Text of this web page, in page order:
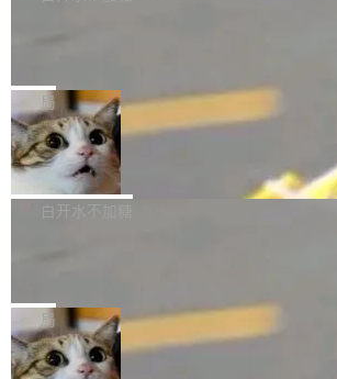
质的最低采样率）的音频格式将被拒绝 修复了
SS 圆角虚线样式中可能存在的问题 如果表单中
的图像元素不在同一个子树中，则它们将不再关
联 加...
最强的若干项。对于尚未正式发版的 PG 19，
通过拉取过去一年内（从 PG 18 Beta1 时间点
至今）的所有 commit，同样交由 AI 分析提炼
经过人工复核，准确度令人满意。这一方法也
社区爱好者提供了高效跟踪新版本的思路。
维护工作一直与我的日常工作、家务、社交生活
和休闲娱乐竞争时间。" 这是 libexpat 维护者 S
ebastian Pipping 写在博客里的话。8 月 4 日
他宣布了一个新消息：从 2026 年 8 月 1 日
他可以全职维护 libexpat 了，最长 6 个月。发
库之一。你的操作系统、浏览器、无数的基础设
施软件，很可能都在用它。而过去十年，维护它
的人一直在用业余...
局
Firefox 153.0.3 发布
Firefox 153.0.3 现已发布，具体更新内容如
下： New Smart Window 包含多项增强功能：
gi?id=2019042">Bug&nbsp;2019042</a>）
i> <li>现在，助手可以直接使用 Exa 的网络搜索
结果回答问题，而无需将问题转交给搜索引擎。
白开水不加糖
的 npm 包。项目的核心论点是：容器不适合
ent 计算。真正适合的，是 Isolate。
工程师在这件事上没什么可谦虚的——他们用
局
OpenAI 公开邮件和聊天记录回应苹果